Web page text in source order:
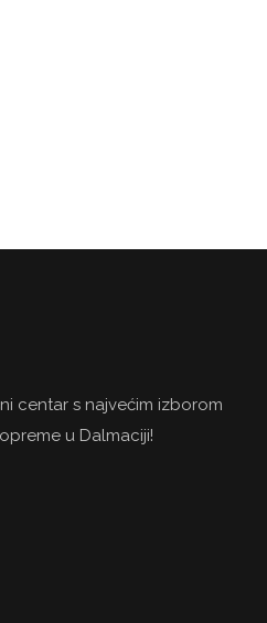
centar s najvećim izborom
u Dalmaciji!